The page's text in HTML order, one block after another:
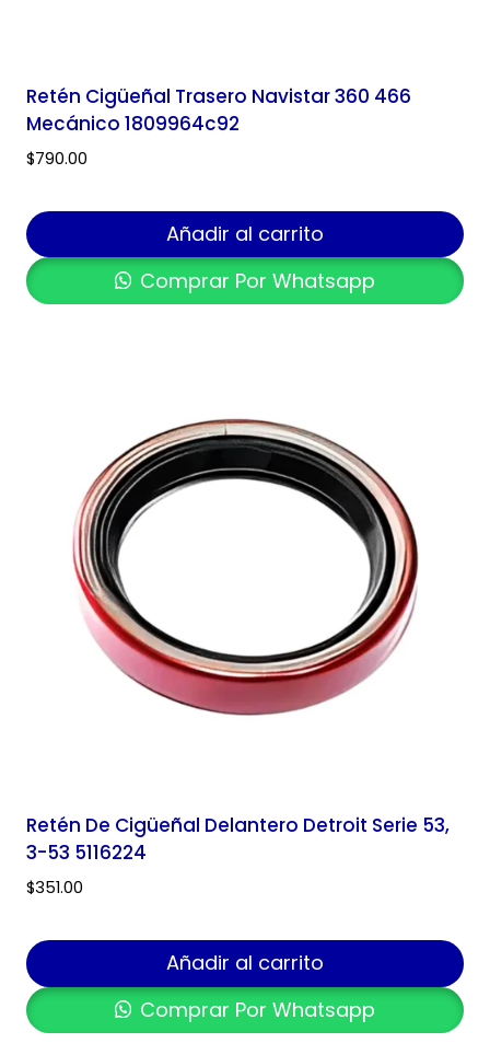
Retén Cigüeñal Trasero Navistar 360 466
Mecánico 1809964c92
$790.00
Añadir al carrito
Comprar Por Whatsapp
Retén De Cigüeñal Delantero Detroit Serie 53,
3-53 5116224
$351.00
Añadir al carrito
Comprar Por Whatsapp